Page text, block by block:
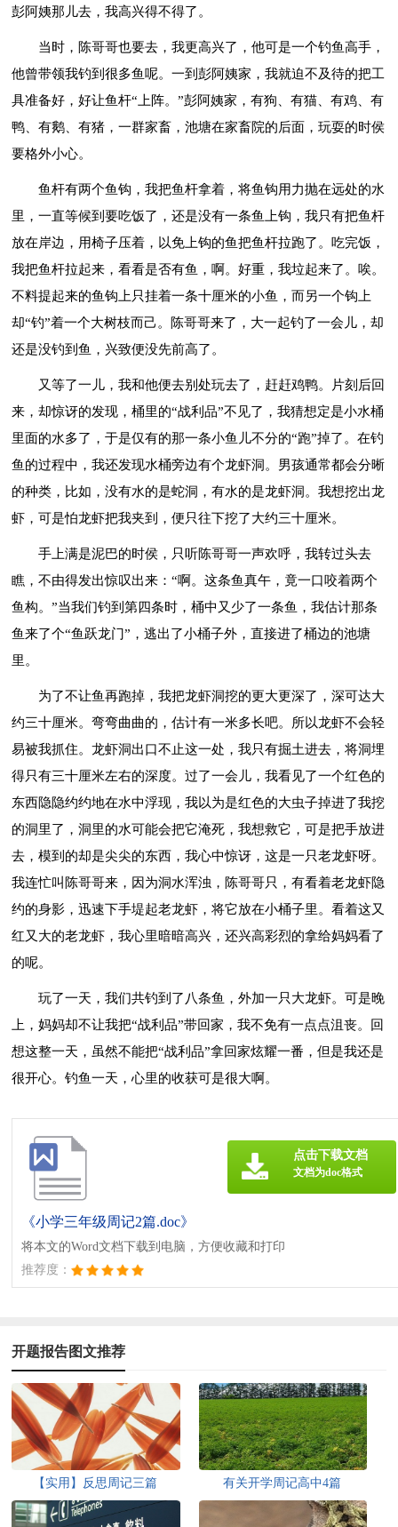
彭阿姨那儿去，我高兴得不得了。
当时，陈哥哥也要去，我更高兴了，他可是一个钓鱼高手，
他曾带领我钓到很多鱼呢。一到彭阿姨家，我就迫不及待的把工
具准备好，好让鱼杆“上阵。”彭阿姨家，有狗、有猫、有鸡、有
鸭、有鹅、有猪，一群家畜，池塘在家畜院的后面，玩耍的时侯
要格外小心。
鱼杆有两个鱼钩，我把鱼杆拿着，将鱼钩用力抛在远处的水
里，一直等候到要吃饭了，还是没有一条鱼上钩，我只有把鱼杆
放在岸边，用椅子压着，以免上钩的鱼把鱼杆拉跑了。吃完饭，
我把鱼杆拉起来，看看是否有鱼，啊。好重，我垃起来了。唉。
不料提起来的鱼钩上只挂着一条十厘米的小鱼，而另一个钩上
却“钓”着一个大树枝而己。陈哥哥来了，大一起钓了一会儿，却
还是没钓到鱼，兴致便没先前高了。
又等了一儿，我和他便去别处玩去了，赶赶鸡鸭。片刻后回
来，却惊讶的发现，桶里的“战利品”不见了，我猜想定是小水桶
里面的水多了，于是仅有的那一条小鱼儿不分的“跑”掉了。在钓
鱼的过程中，我还发现水桶旁边有个龙虾洞。男孩通常都会分晰
的种类，比如，没有水的是蛇洞，有水的是龙虾洞。我想挖出龙
虾，可是怕龙虾把我夹到，便只往下挖了大约三十厘米。
手上满是泥巴的时侯，只听陈哥哥一声欢呼，我转过头去
瞧，不由得发出惊叹出来：“啊。这条鱼真午，竟一口咬着两个
鱼构。”当我们钓到第四条时，桶中又少了一条鱼，我估计那条
鱼来了个“鱼跃龙门”，逃出了小桶子外，直接进了桶边的池塘
里。
为了不让鱼再跑掉，我把龙虾洞挖的更大更深了，深可达大
约三十厘米。弯弯曲曲的，估计有一米多长吧。所以龙虾不会轻
易被我抓住。龙虾洞出口不止这一处，我只有掘土进去，将洞埋
得只有三十厘米左右的深度。过了一会儿，我看见了一个红色的
东西隐隐约约地在水中浮现，我以为是红色的大虫子掉进了我挖
的洞里了，洞里的水可能会把它淹死，我想救它，可是把手放进
去，模到的却是尖尖的东西，我心中惊讶，这是一只老龙虾呀。
我连忙叫陈哥哥来，因为洞水浑浊，陈哥哥只，有看着老龙虾隐
约的身影，迅速下手堤起老龙虾，将它放在小桶子里。看着这又
红又大的老龙虾，我心里暗暗高兴，还兴高彩烈的拿给妈妈看了
的呢。
玩了一天，我们共钓到了八条鱼，外加一只大龙虾。可是晚
上，妈妈却不让我把“战利品”带回家，我不免有一点点沮丧。回
想这整一天，虽然不能把“战利品”拿回家炫耀一番，但是我还是
很开心。钓鱼一天，心里的收获可是很大啊。
《小学三年级周记2篇.doc》
将本文的Word文档下载到电脑，方便收藏和打印
推荐度：
点击下载文档
文档为doc格式
开题报告图文推荐
【实用】反思周记三篇 有关开学周记高中4篇